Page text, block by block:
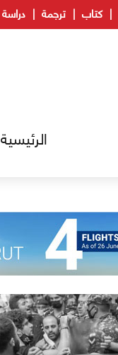
كتاب ترجمة دراسة
الرئيسية